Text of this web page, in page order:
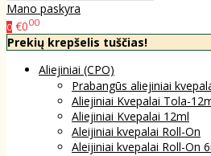
Mano paskyra
0 €000
Prekių krepšelis tuščias!
Aliejiniai (CPO)
Prabangūs aliejiniai
Aliejiniai Kvepalai Tola-
Aliejiniai Kvepalai 12ml
Aleijiniai kvepalai Roll-On
Aleijiniai kvepalai Roll-On